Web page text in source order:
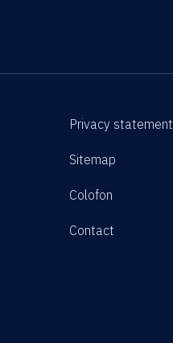
Privacy statement
Sitemap
Colofon
Contact